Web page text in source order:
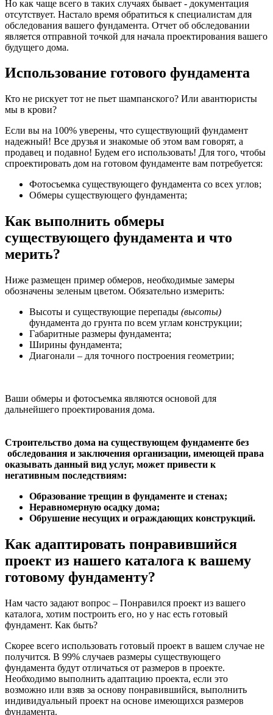
Но как чаще всего в таких случаях бывает - документация
отсутствует. Настало время обратиться к специалистам для
обследования вашего фундамента. Отчет об обследовании
является отправной точкой для начала проектирования вашего
будущего дома.
Использование готового фундамента
Кто не рискует тот не пьет шампанского? Или авантюристы
мы в крови?
Если вы на 100% уверены, что существующий фундамент
надежный! Все друзья и знакомые об этом вам говорят, а
продавец и подавно! Будем его использовать! Для того, чтобы
спроектировать дом на готовом фундаменте вам потребуется:
Фотосъемка существующего фундамента со всех углов;
Обмеры существующего фундамента;
Как выполнить обмеры
существующего фундамента и что
мерить?
Ниже размещен пример обмеров, необходимые замеры
обозначены зеленым цветом. Обязательно измерить:
Высоты и существующие перепады (высоты)
фундамента до грунта по всем углам конструкции;
Габаритные размеры фундамента;
Ширины фундамента;
Диагонали – для точного построения геометрии;
Ваши обмеры и фотосъемка являются основой для
дальнейшего проектирования дома.
Строительство дома на существующем фундаменте без
обследования и заключения организации, имеющей права
оказывать данный вид услуг, может привести к
негативным последствиям:
Образование трещин в фундаменте и стенах;
Неравномерную осадку дома;
Обрушение несущих и ограждающих конструкций.
Как адаптировать понравившийся
проект из нашего каталога к вашему
готовому фундаменту?
Нам часто задают вопрос – Понравился проект из вашего
каталога, хотим построить его, но у нас есть готовый
фундамент. Как быть?
Скорее всего использовать готовый проект в вашем случае не
получится. В 99% случаев размеры существующего
фундамента будут отличаться от размеров в проекте.
Необходимо выполнить адаптацию проекта, если это
возможно или взяв за основу понравившийся, выполнить
индивидуальный проект на основе имеющихся размеров
фундамента.